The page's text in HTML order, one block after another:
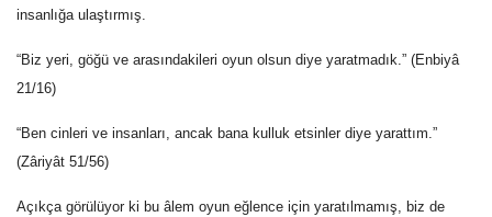
insanlığa ulaştırmış.
“Biz yeri, göğü ve arasındakileri oyun olsun diye yaratmadık.” (Enbiyâ
21/16)
“Ben cinleri ve insanları, ancak bana kulluk etsinler diye yarattım.”
(Zâriyât 51/56)
Açıkça görülüyor ki bu âlem oyun eğlence için yaratılmamış, biz de